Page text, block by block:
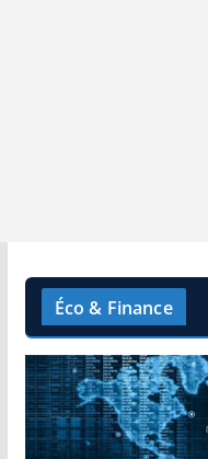
Éco & Finance